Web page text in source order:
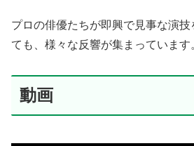
プロの俳優たちが即興で見事な演
ても、様々な反響が集まっています
動画